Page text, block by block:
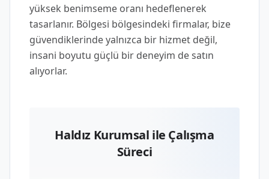
yüksek benimseme oranı hedeflenerek
tasarlanır. Bölgesi bölgesindeki firmalar, bize
güvendiklerinde yalnızca bir hizmet değil,
insani boyutu güçlü bir deneyim de satın
alıyorlar.
Haldız Kurumsal ile Çalışma
Süreci